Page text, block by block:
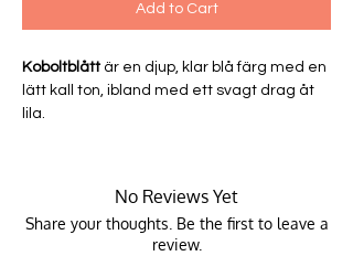
Add to Cart
Koboltblåttär en djup, klar blå färg med en
lätt kall ton, ibland med ett svagt drag åt
lila.
No Reviews Yet
Share your thoughts. Be the first to leave a
review.